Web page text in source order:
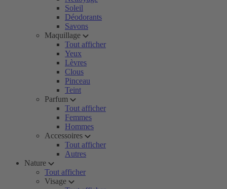
Soleil
Déodorants
Savons
Maquillage
Tout afficher
Yeux
Lèvres
Clous
Pinceau
Teint
Parfum
Tout afficher
Femmes
Hommes
Accessoires
Tout afficher
Autres
Nature
Tout afficher
Visage